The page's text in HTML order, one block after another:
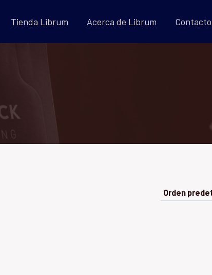
Tienda Librum Acerca de Librum Contacto